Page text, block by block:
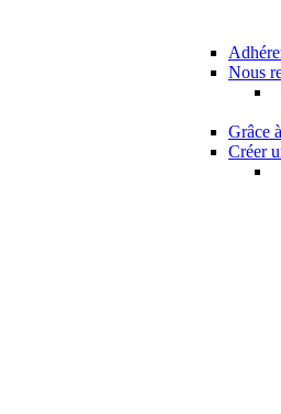
Nous
Grâce
Créer